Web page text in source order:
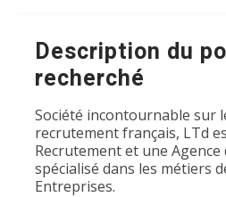
Description du
recherché
Société incontournable sur
recrutement français, LTd
Recrutement et une
spécialisé dans les métiers
Entreprises.